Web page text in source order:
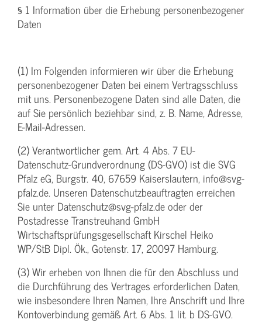
§ 1 Information über die Erhebung personenbezogener
Daten
(1) Im Folgenden informieren wir über die Erhebung
personenbezogener Daten bei einem Vertragsschluss
mit uns. Personenbezogene Daten sind alle Daten, die
auf Sie persönlich beziehbar sind, z. B. Name, Adresse,
E-Mail-Adressen.
(2) Verantwortlicher gem. Art. 4 Abs. 7 EU-
Datenschutz-Grundverordnung (DS-GVO) ist die SVG
Pfalz eG, Burgstr. 40, 67659 Kaiserslautern, info@svg-
pfalz.de. Unseren Datenschutzbeauftragten erreichen
Sie unter Datenschutz@svg-pfalz.de oder der
Postadresse Transtreuhand GmbH
Wirtschaftsprüfungsgesellschaft Kirschel Heiko
WP/StB Dipl. Ök., Gotenstr. 17, 20097 Hamburg.
(3) Wir erheben von Ihnen die für den Abschluss und
die Durchführung des Vertrages erforderlichen Daten,
wie insbesondere Ihren Namen, Ihre Anschrift und Ihre
Kontoverbindung gemäß Art. 6 Abs. 1 lit. b DS-GVO.